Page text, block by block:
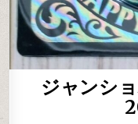
ジャンシ